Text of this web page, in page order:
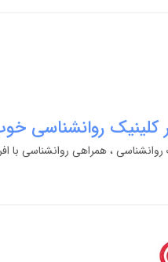
کلینیک روانشناسی
روانشناسی ، همراهی روانشناسی